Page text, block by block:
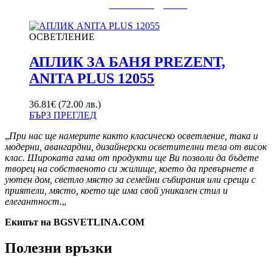
ОСВЕТЛЕНИЕ
АПЛИК ЗА БАНЯ PREZENT,
ANITA PLUS 12055
36.81€ (72.00 лв.)
БЪРЗ ПРЕГЛЕД
„При нас ще намерите както класическо осветление, така и
модерни, авангардни, дизайнерски осветителни тела от висок
клас. Широката гама от продукти ще Ви позволи да бъдете
творец на собственото си жилище, което да превърнете в
уютен дом, светло място за семейни събирания или срещи с
приятели, място, което ще има свой уникален стил и
елегантност.„
Екипът на BGSVETLINA.COM
Полезни връзки